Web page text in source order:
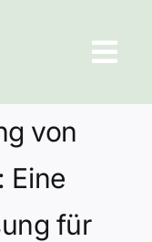
von
Eine
für